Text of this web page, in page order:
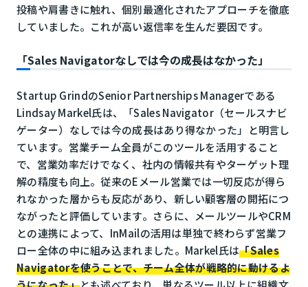
投稿や肩書きに触れ、個別最適化されたアプローチを徹底
していました。これが高い返信率を生んだ要因です。
「Sales Navigatorなしでは今の成長はなかった」
Startup GrindのSenior Partnerships Managerである
Lindsay Markel氏は、「Sales Navigator（セールスナビ
ゲーター）なしでは今の成長はあり得なかった」と明言し
ています。営業チーム全員がこのツールを活用すること
で、営業効率だけでなく、社内の情報共有やターゲット理
解の精度も向上。従来のEメール営業では一切反応が得ら
れなかった層からも反応があり、新しい顧客層の開拓につ
ながったと評価しています。さらに、メールツールやCRM
との連携によって、InMailの活用は単独で終わらず営業フ
ロー全体の中に組み込まれました。Markel氏は「Sales
Navigatorを使うことで、チーム全体が戦略的に動けるよ